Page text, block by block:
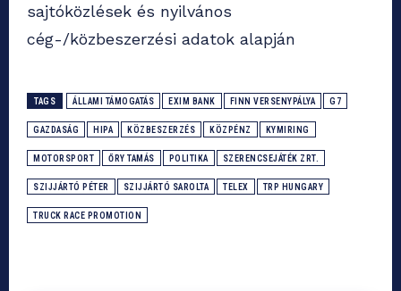
sajtóközlések és nyilvános
cég-/közbeszerzési adatok alapján
TAGS ÁLLAMI TÁMOGATÁS EXIM BANK FINN VERSENYPÁLYA G7
GAZDASÁG HIPA KÖZBESZERZÉS KÖZPÉNZ KYMIRING
MOTORSPORT ŐRY TAMÁS POLITIKA SZERENCSEJÁTÉK ZRT.
SZIJJÁRTÓ PÉTER SZIJJÁRTÓ SAROLTA TELEX TRP HUNGARY
TRUCK RACE PROMOTION